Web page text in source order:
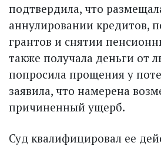
подтвердила, что
аннулировании кредитов,
грантов и снятии
также получала деньги от
попросила прощения у
заявила, что намерена
причиненный ущерб.
Суд квалифицировал ее